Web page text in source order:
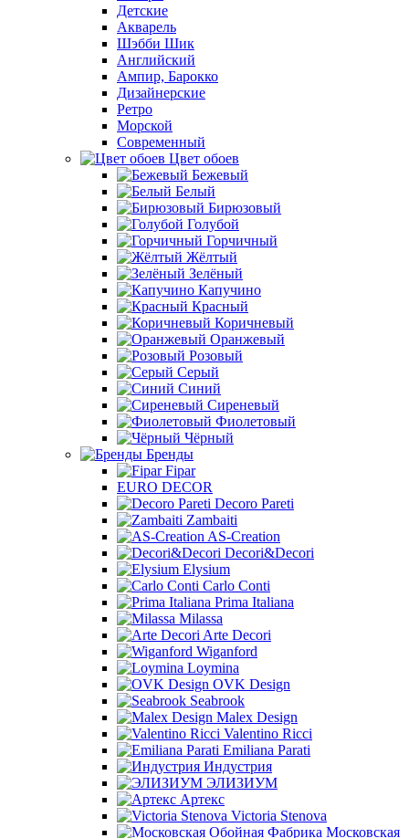
Детские
Акварель
Шэбби Шик
Английский
Ампир, Барокко
Дизайнерские
Ретро
Морской
Современный
Цвет обоев
Бежевый
Белый
Бирюзовый
Голубой
Горчичный
Жёлтый
Зелёный
Капучино
Красный
Коричневый
Оранжевый
Розовый
Серый
Синий
Сиреневый
Фиолетовый
Чёрный
Бренды
Fipar
EURO DECOR
Decoro Pareti
Zambaiti
AS-Creation
Decori&Decori
Elysium
Carlo Conti
Prima Italiana
Milassa
Arte Decori
Wiganford
Loymina
OVK Design
Seabrook
Malex Design
Valentino Ricci
Emiliana Parati
Индустрия
ЭЛИЗИУМ
Артекс
Victoria Stenova
Московская